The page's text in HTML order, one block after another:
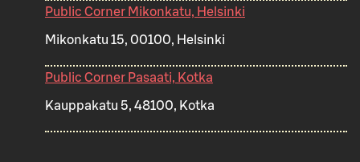
Public Corner Mikonkatu, Helsinki
Mikonkatu 15, 00100, Helsinki
Public Corner Pasaati, Kotka
Kauppakatu 5, 48100, Kotka